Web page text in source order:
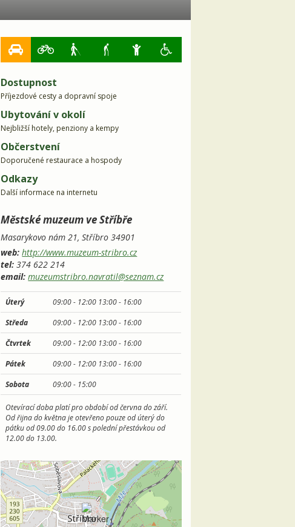
Dostupnost
Příjezdové cesty a dopravní spoje
Ubytování v okolí
Nejbližší hotely, penziony a kempy
Občerstvení
Doporučené restaurace a hospody
Odkazy
Další informace na internetu
Městské muzeum ve Stříbře
Masarykovo nám 21, Stříbro34901
web: http://www.muzeum-stribro.cz
tel: 374 622 214
email: muzeumstribro.navratil@seznam.cz
Úterý 09:00 - 12:00 13:00 - 16:00
Středa
09:00 - 12:00 13:00 - 16:00
Čtvrtek
09:00 - 12:00 13:00 - 16:00
Pátek
09:00 - 12:00 13:00 - 16:00
Sobota
09:00 - 15:00
Otevírací doba platí pro období od června do září.
Od řijna do května je otevřeno pouze od úterý do
pátku od 09.00 do 16.00 s polední přestávkou od
12.00 do 13.00.